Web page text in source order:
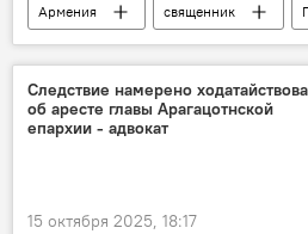
Армения священник
Новости Армения
Следствие намерено
об аресте главы Арагацотнской
епархии - адвокат
15 октября 2025, 18:17